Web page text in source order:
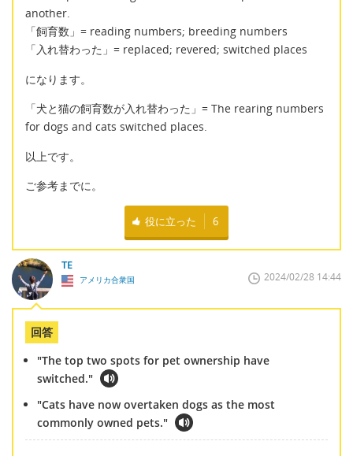
another.
「飼育数」= reading numbers; breeding numbers
「入れ替わった」= replaced; revered; switched places
になります。
「犬と猫の飼育数が入れ替わった」= The rearing numbers
for dogs and cats switched places.
以上です。
ご参考までに。
役に立った 6
TE
アメリカ合衆国 2024/02/28 14:44
回答
"The top two spots for pet ownership have
switched."
"Cats have now overtaken dogs as the most
commonly owned pets."